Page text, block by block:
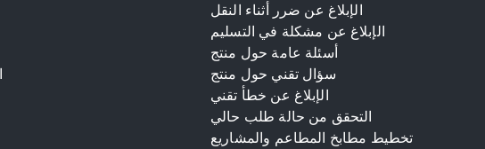
الإبلاغ عن ضرر أثناء النقل
الإبلاغ عن مشكلة في التسليم
أسئلة عامة حول منتج
سؤال تقني حول منتج
الإبلاغ عن خطأ تقني
التحقق من حالة طلب حالي
تخطيط مطابخ المطاعم والمشاريع